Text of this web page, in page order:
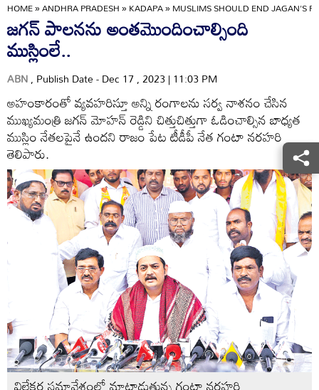
HOME»ANDHRA PRADESH»KADAPA»MUSLIMS SHOULD END JAGAN'S
జగన్‌ పాలనను అంతమొందించాల్సింది
ముస్లింలే..
ABN, Publish Date - Dec 17 , 2023 | 11:03 PM
అహంకారంతో వ్యవహరిస్తూ అన్ని రంగాలను సర్వ నాశనం చేసిన
ముఖ్యమంత్రి జగన్‌ మోహన్‌ రెడ్డిని చిత్తుచిత్తుగా ఓడించాల్సిన బాధ్యత
ముస్లిం నేతలపైనే ఉందని రాజం పేట టీడీపీ నేత గంటా నరహరి
తెలిపారు.